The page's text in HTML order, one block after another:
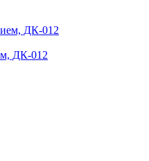
ДК-012